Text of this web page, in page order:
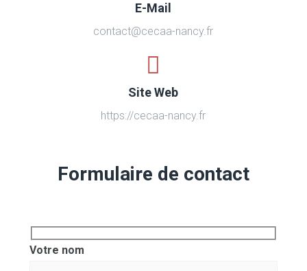
E-Mail
contact@cecaa-nancy.fr
Site Web
https://cecaa-nancy.fr
Formulaire de contact
Votre nom